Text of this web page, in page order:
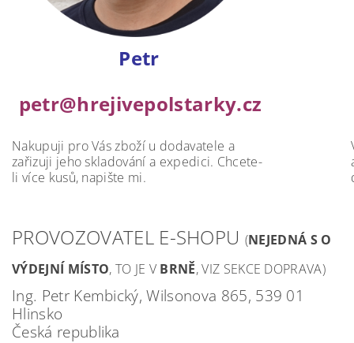
Petr
petr@hrejivepolstarky.cz
Nakupuji pro Vás zboží u dodavatele a
zařizuji jeho skladování a expedici. Chcete-
li více kusů, napište mi.
PROVOZOVATEL E-SHOPU (NEJEDNÁ S O
VÝDEJNÍ MÍSTO, TO JE V BRNĚ, VIZ SEKCE DOPRAVA)
Ing. Petr Kembický, Wilsonova 865, 539 01
Hlinsko
Česká republika